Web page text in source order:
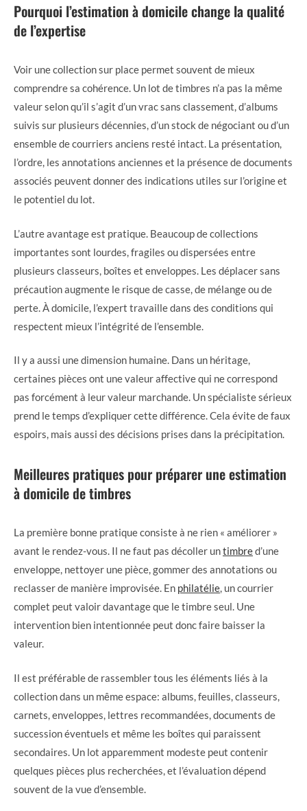
Pourquoi l’estimation à domicile change la qualité
de l’expertise
Voir une collection sur place permet souvent de mieux
comprendre sa cohérence. Un lot de timbres n’a pas la même
valeur selon qu’il s’agit d’un vrac sans classement, d’albums
suivis sur plusieurs décennies, d’un stock de négociant ou d’un
ensemble de courriers anciens resté intact. La présentation,
l’ordre, les annotations anciennes et la présence de documents
associés peuvent donner des indications utiles sur l’origine et
le potentiel du lot.
L’autre avantage est pratique. Beaucoup de collections
importantes sont lourdes, fragiles ou dispersées entre
plusieurs classeurs, boîtes et enveloppes. Les déplacer sans
précaution augmente le risque de casse, de mélange ou de
perte. À domicile, l’expert travaille dans des conditions qui
respectent mieux l’intégrité de l’ensemble.
Il y a aussi une dimension humaine. Dans un héritage,
certaines pièces ont une valeur affective qui ne correspond
pas forcément à leur valeur marchande. Un spécialiste sérieux
prend le temps d’expliquer cette différence. Cela évite de faux
espoirs, mais aussi des décisions prises dans la précipitation.
Meilleures pratiques pour préparer une estimation
à domicile de timbres
La première bonne pratique consiste à ne rien « améliorer »
avant le rendez-vous. Il ne faut pas décoller untimbred’une
enveloppe, nettoyer une pièce, gommer des annotations ou
reclasser de manière improvisée. En philatélie, un courrier
complet peut valoir davantage que le timbre seul. Une
intervention bien intentionnée peut donc faire baisser la
valeur.
Il est préférable de rassembler tous les éléments liés à la
collection dans un même espace: albums, feuilles, classeurs,
carnets, enveloppes, lettres recommandées, documents de
succession éventuels et même les boîtes qui paraissent
secondaires. Un lot apparemment modeste peut contenir
quelques pièces plus recherchées, et l’évaluation dépend
souvent de la vue d’ensemble.